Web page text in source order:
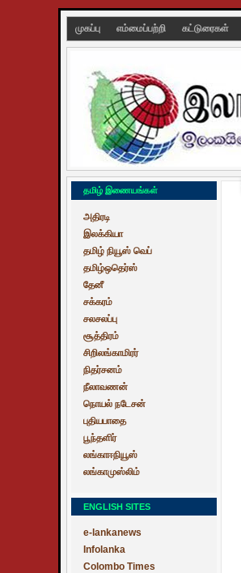
முகப்பு எம்மைப்பற்றி கட்டுரைகள்
தமிழ் இணையங்கள்
அதிரடி
இலக்கியா
தமிழ் நியூஸ் வெப்
தமிழ்ஒதெர்ஸ்
தேனீ
சக்கரம்
சலசலப்பு
சூத்திரம்
சிறிலங்காமிரர்
நிதர்சனம்
நீலாவணன்
நொயல் நடேசன்
புதியபாதை
பூந்தளிர்
லங்காஈநியூஸ்
லங்காமுஸ்லிம்
ENGLISH SITES
e-lankanews
Infolanka
Colombo Times